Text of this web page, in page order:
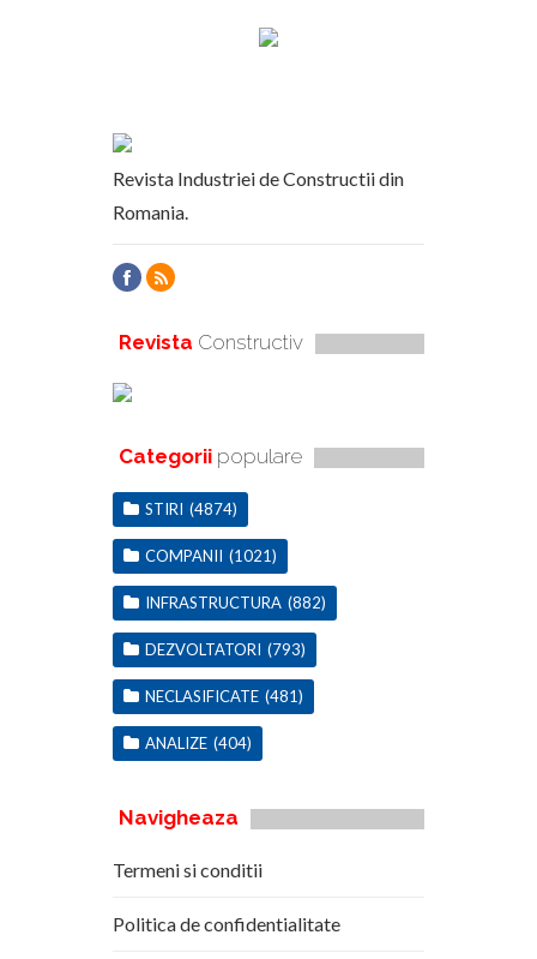
Revista Industriei de Constructii din
Romania.
Revista Constructiv
Categorii populare
STIRI (4874)
COMPANII (1021)
INFRASTRUCTURA (882)
DEZVOLTATORI (793)
NECLASIFICATE (481)
ANALIZE (404)
Navigheaza
Termeni si conditii
Politica de confidentialitate